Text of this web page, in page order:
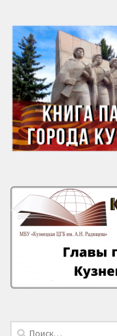
Найти: